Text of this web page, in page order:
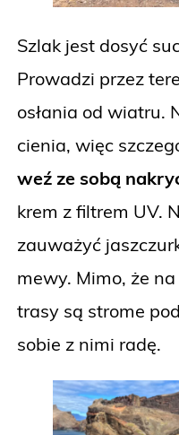
Szlak jest dosyć
Prowadzi przez
osłania od wiatru.
cienia, więc
weź ze sobą
krem z filtrem UV.
zauważyć
mewy. Mimo, że
trasy są strome
sobie z nimi radę.